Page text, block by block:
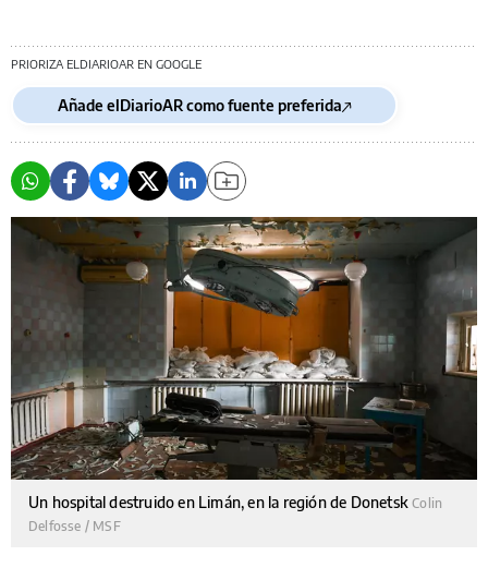
PRIORIZA ELDIARIOAR EN GOOGLE
Añade elDiarioAR como fuente preferida
Un hospital destruido en Limán, en la región de DonetskColin
Delfosse / MSF